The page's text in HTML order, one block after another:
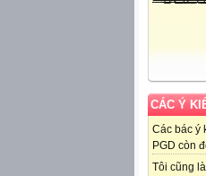
CÁC Ý
Các bác ý
PGD còn
Tôi cũng